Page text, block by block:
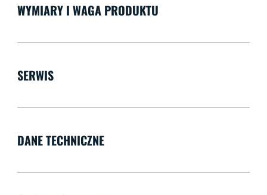
WYMIARY I WAGA PRODUKTU
SERWIS
DANE TECHNICZNE